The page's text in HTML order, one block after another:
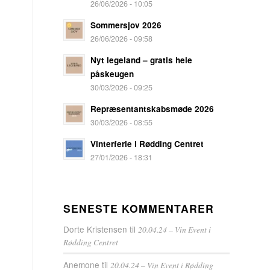
26/06/2026 - 10:05
Sommersjov 2026
26/06/2026 - 09:58
Nyt legeland – gratis hele
påskeugen
30/03/2026 - 09:25
Repræsentantskabsmøde 2026
30/03/2026 - 08:55
Vinterferie i Rødding Centret
27/01/2026 - 18:31
SENESTE KOMMENTARER
Dorte Kristensen til20.04.24 – Vin Event i
Rødding Centret
Anemone til20.04.24 – Vin Event i Rødding